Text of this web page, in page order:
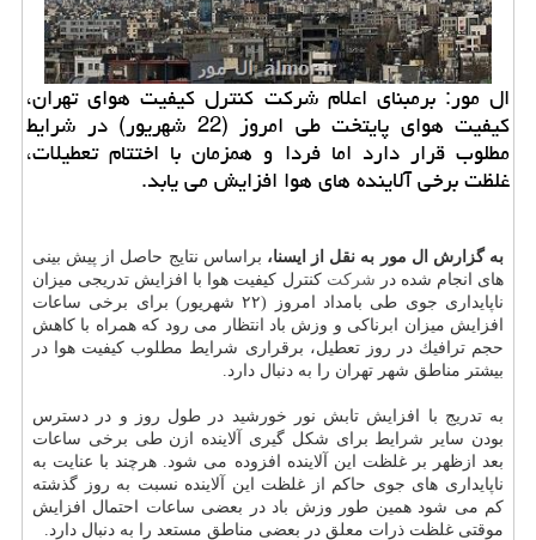
ال مور: برمبنای اعلام شركت كنترل كیفیت هوای تهران،
كیفیت هوای پایتخت طی امروز (22 شهریور) در شرایط
مطلوب قرار دارد اما فردا و همزمان با اختتام تعطیلات،
غلظت برخی آلاینده های هوا افزایش می یابد.
به گزارش ال مور به نقل از ایسنا، براساس نتایج حاصل از پیش بینی
های انجام شده در شركت كنترل كیفیت هوا با افزایش تدریجی میزان
ناپایداری جوی طی بامداد امروز (۲۲ شهریور) برای برخی ساعات
افزایش میزان ابرناكی و وزش باد انتظار می رود كه همراه با كاهش
حجم ترافیك در روز تعطیل، برقراری شرایط مطلوب كیفیت هوا در
بیشتر مناطق شهر تهران را به دنبال دارد.
به تدریج با افزایش تابش نور خورشید در طول روز و در دسترس
بودن سایر شرایط برای شكل گیری آلاینده ازن طی برخی ساعات
بعد ازظهر بر غلظت این آلاینده افزوده می شود. هرچند با عنایت به
ناپایداری های جوی حاكم از غلظت این آلاینده نسبت به روز گذشته
كم می شود همین طور وزش باد در بعضی ساعات احتمال افزایش
موقتی غلظت ذرات معلق در بعضی مناطق مستعد را به دنبال دارد.